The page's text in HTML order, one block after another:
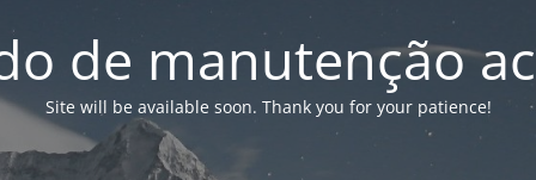
de manutenção
Site will be available soon. Thank you for your patience!